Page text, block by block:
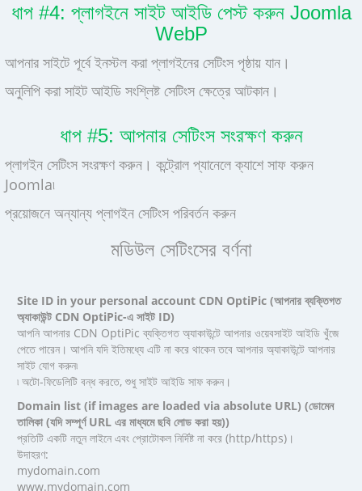
ধাপ #4: প্লাগইনে সাইট আইডি পেস্ট করুন Joomla
WebP
আপনার সাইটে পূর্বে ইনস্টল করা প্লাগইনের সেটিংস পৃষ্ঠায় যান।
অনুলিপি করা সাইট আইডি সংশ্লিষ্ট সেটিংস ক্ষেত্রে আটকান।
ধাপ #5: আপনার সেটিংস সংরক্ষণ করুন
প্লাগইন সেটিংস সংরক্ষণ করুন। কন্ট্রোল প্যানেলে ক্যাশে সাফ করুন
Joomla৷
প্রয়োজনে অন্যান্য প্লাগইন সেটিংস পরিবর্তন করুন
মডিউল সেটিংসের বর্ণনা
Site ID in your personal account CDN OptiPic (আপনার ব্যক্তিগত
অ্যাকাউন্ট CDN OptiPic-এ সাইট ID)
আপনি আপনার CDN OptiPic ব্যক্তিগত অ্যাকাউন্টে আপনার ওয়েবসাইট আইডি খুঁজে
পেতে পারেন। আপনি যদি ইতিমধ্যে এটি না করে থাকেন তবে আপনার অ্যাকাউন্টে আপনার
সাইট যোগ করুন৷
৷ অটো-ফিডেলিটি বন্ধ করতে, শুধু সাইট আইডি সাফ করুন।
Domain list (if images are loaded via absolute URL) (ডোমেন
তালিকা (যদি সম্পূর্ণ URL এর মাধ্যমে ছবি লোড করা হয়))
প্রতিটি একটি নতুন লাইনে এবং প্রোটোকল নির্দিষ্ট না করে (http/https)।
উদাহরণ:
mydomain.com
www.mydomain.com